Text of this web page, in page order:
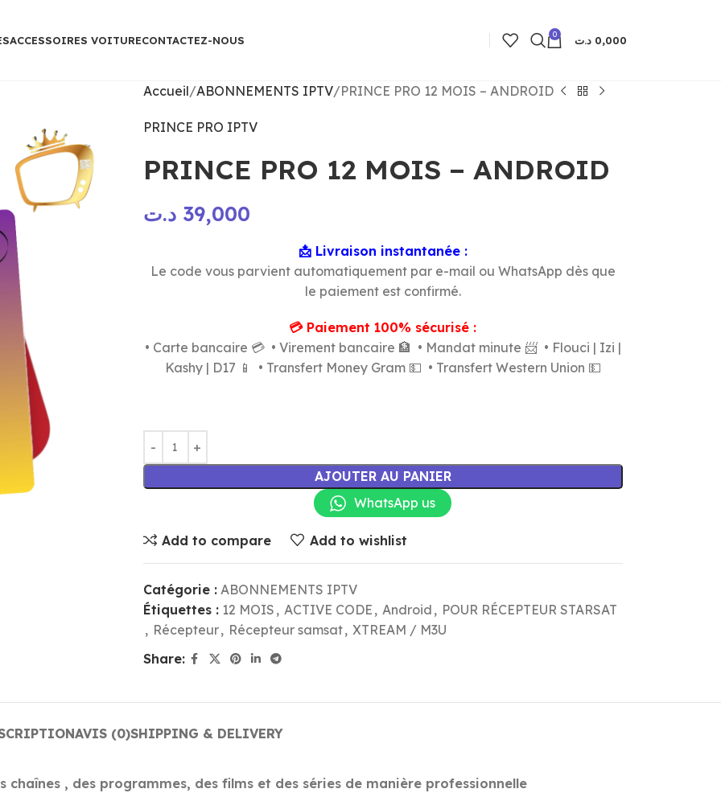
ACCESSOIRES VOITURECONTACTEZ-NOUS 0 0,000 د.ت
Accueil ABONNEMENTS IPTV PRINCE PRO 12 MOIS – ANDROID
PRINCE PRO IPTV
PRINCE PRO 12 MOIS – ANDROID
39,000 د.ت
📩 Livraison instantanée :
Le code vous parvient automatiquement par e-mail ou WhatsApp dès que
le paiement est confirmé.
💳 Paiement 100% sécurisé :
• Carte bancaire 💳 • Virement bancaire 🏦 • Mandat minute 📨 • Flouci | Izi |
Kashy | D17 📱 • Transfert Money Gram 💵 • Transfert Western Union 💵
AJOUTER AU PANIER
WhatsApp us
Add to compare Add to wishlist
Catégorie : ABONNEMENTS IPTV
Étiquettes : 12 MOIS , ACTIVE CODE , Android , POUR RÉCEPTEUR STARSAT
, Récepteur, Récepteur samsat, XTREAM / M3U
Share:
AVIS (0)SHIPPING & DELIVERY
chaînes , des programmes, des films et des séries de manière professionnelle